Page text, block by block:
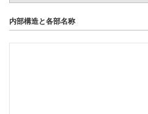
内部構造と各部名称